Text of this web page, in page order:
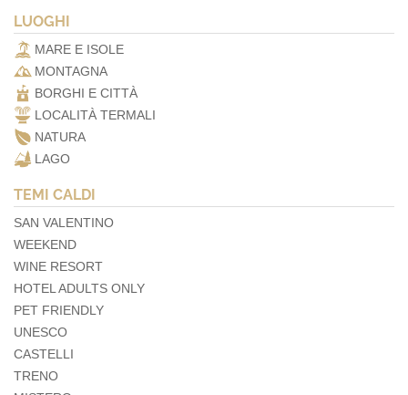
LUOGHI
MARE E ISOLE
MONTAGNA
BORGHI E CITTÀ
LOCALITÀ TERMALI
NATURA
LAGO
TEMI CALDI
SAN VALENTINO
WEEKEND
WINE RESORT
HOTEL ADULTS ONLY
PET FRIENDLY
UNESCO
CASTELLI
TRENO